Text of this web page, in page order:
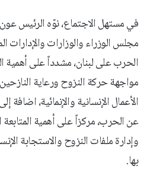
في مستهل الاجتماع، نوّه الرئيس عون
مجلس الوزراء والوزارات والإدارات
الحرب على لبنان، مشدداً على أهمية
مواجهة حركة النزوح ورعاية
الأعمال الإنسانية والإنمائية،
عن الحرب، مركزاً على أهمية
وإدارة ملفات النزوح والاستجابة
بها.